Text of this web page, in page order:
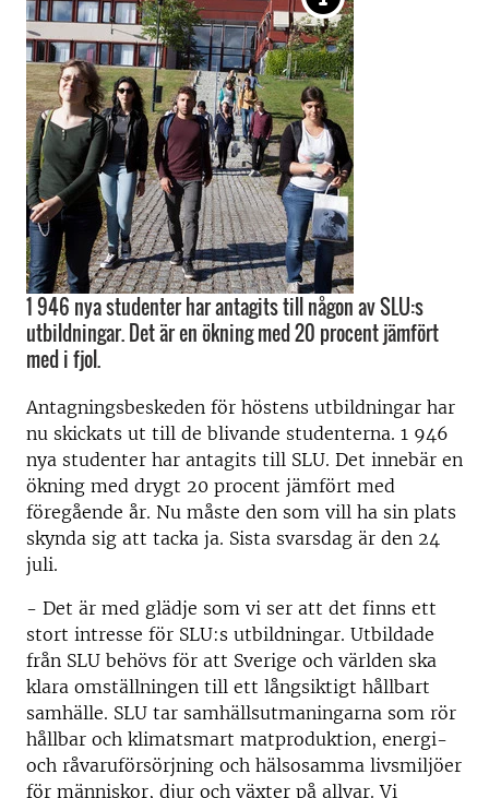
1 946 nya studenter har antagits till någon av SLU:s
utbildningar. Det är en ökning med 20 procent jämfört
med i fjol.
Antagningsbeskeden för höstens utbildningar har
nu skickats ut till de blivande studenterna. 1 946
nya studenter har antagits till SLU. Det innebär en
ökning med drygt 20 procent jämfört med
föregående år. Nu måste den som vill ha sin plats
skynda sig att tacka ja. Sista svarsdag är den 24
juli.
- Det är med glädje som vi ser att det finns ett
stort intresse för SLU:s utbildningar. Utbildade
från SLU behövs för att Sverige och världen ska
klara omställningen till ett långsiktigt hållbart
samhälle. SLU tar samhällsutmaningarna som rör
hållbar och klimatsmart matproduktion, energi-
och råvaruförsörjning och hälsosamma livsmiljöer
för människor, djur och växter på allvar. Vi